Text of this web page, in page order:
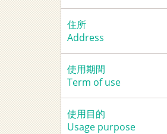
住所
Address
使用期間
Term of use
使用目的
Usage purpose